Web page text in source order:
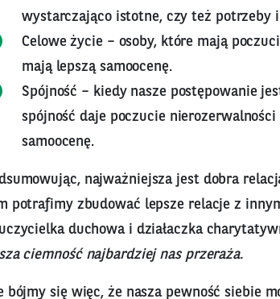
wystarczająco istotne, czy też potrzeby
Celowe życie – osoby, które mają
mają lepszą samoocenę.
Spójność – kiedy nasze postępowanie
spójność daje poczucie
samoocenę.
najważniejsza jest dobra
potrafimy zbudować lepsze relacje z
duchowa i działaczka
ciemność najbardziej nas przeraża.
bójmy się więc, że nasza pewność siebie